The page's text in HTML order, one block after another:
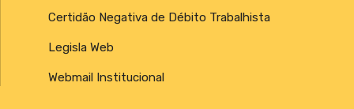
Certidão Negativa de Débito Trabalhista
Legisla Web
Webmail Institucional